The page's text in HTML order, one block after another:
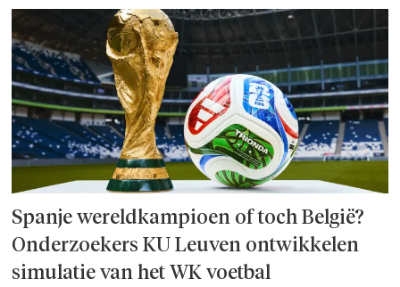
Spanje wereld­kampioen of toch België?
Onderzoek­ers KU Leuven ontwikkelen
simulatie van het WK voetbal